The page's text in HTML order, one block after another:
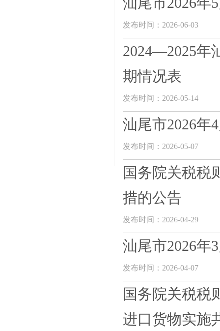
发布时间：2026-06-03
2024—2025年
期情况表
发布时间：2026-05-14
汕尾市2026年
发布时间：2026-05-07
国务院关税税
措的公告
发布时间：2026-04-29
汕尾市2026年
发布时间：2026-04-07
国务院关税税
进口货物实施